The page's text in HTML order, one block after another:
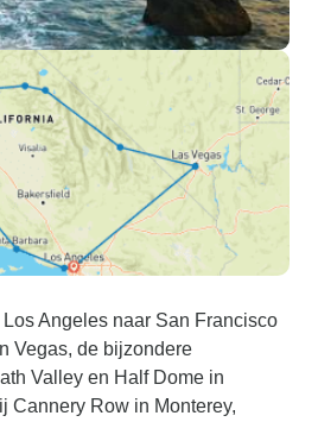
Angeles naar San Francisco
Vegas, de bijzondere
Valley en Half Dome in
Cannery Row in Monterey,